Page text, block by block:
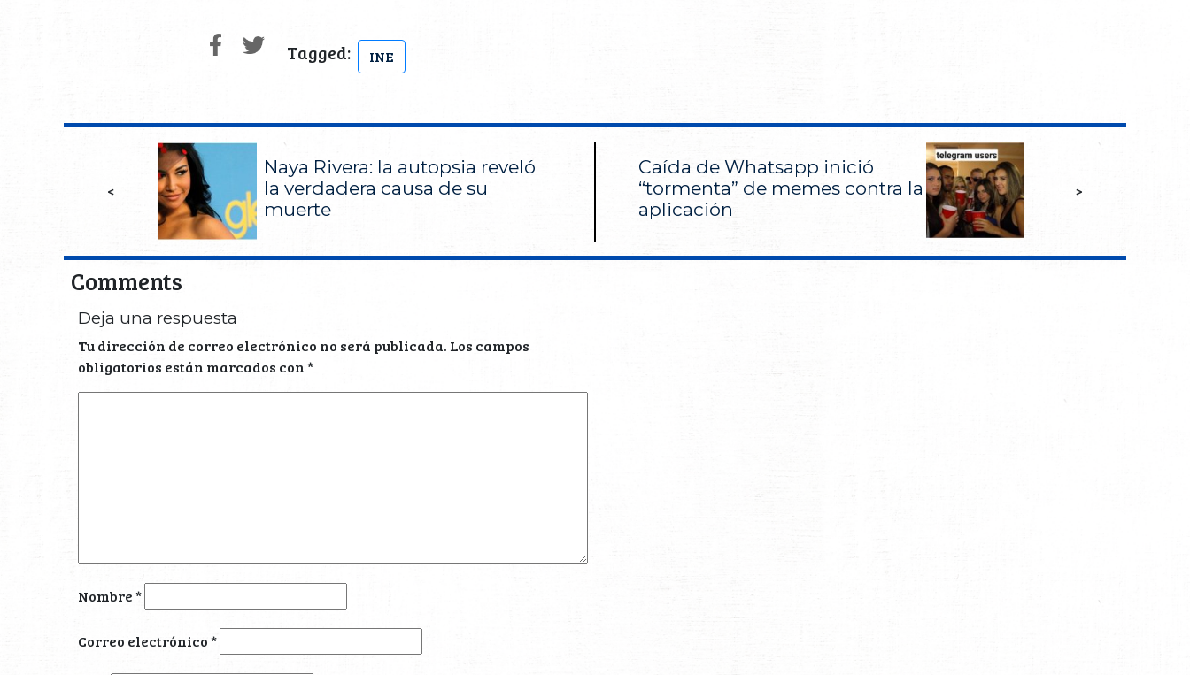
Tagged: INE
<
Naya Rivera: la autopsia reveló
la verdadera causa de su
muerte
Caída de Whatsapp inició
“tormenta” de memes contra la
aplicación
>
Comments
Deja una respuesta
Tu dirección de correo electrónico no será publicada. Los campos
obligatorios están marcados con*
Nombre*
Correo electrónico*